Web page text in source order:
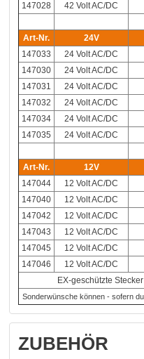
147028
42 Volt AC/DC
Art-Nr. 24V
147033
24 Volt AC/DC
147030
24 Volt AC/DC
147031
24 Volt AC/DC
147032
24 Volt AC/DC
147034
24 Volt AC/DC
147035
24 Volt AC/DC
Art-Nr. 12V
147044
12 Volt AC/DC
147040
12 Volt AC/DC
147042
12 Volt AC/DC
147043
12 Volt AC/DC
147045
12 Volt AC/DC
147046
12 Volt AC/DC
EX-geschützte
Sonderwünsche können - sofern
ZUBEHÖR